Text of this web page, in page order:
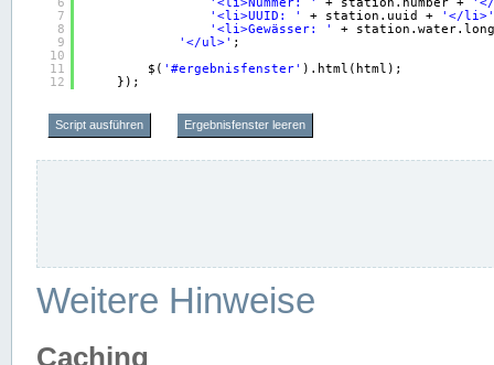
7
8
9
10
11
12
'<li>UUID: '
+ station.uuid +
'</li>'
'<li>Gewässer: '
+
'</ul>' ;
$( '#ergebnisfenster' ).html(html);
});
Script ausführen Ergebnisfenster leeren
Weitere Hinweise
Caching